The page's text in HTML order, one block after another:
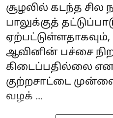
சூழலில் கடந்த
பாலுக்குத்
ஏற்பட்டுள்ளதாகவும்,
ஆவினின் பச்சை
கிடைப்பதில்லை
குற்றசாட்டை
வழக் ...